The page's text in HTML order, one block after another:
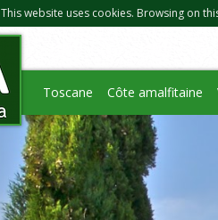
This website uses cookies. Browsing on
Toscane Côte amalfitaine